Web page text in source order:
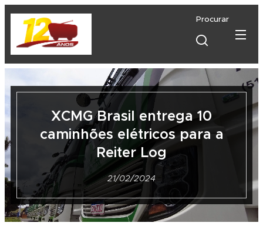
Procurar
XCMG Brasil entrega 10
caminhões elétricos para a
Reiter Log
21/02/2024